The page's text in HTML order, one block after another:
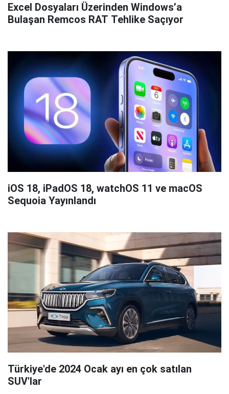
Excel Dosyaları Üzerinden Windows’a
Bulaşan Remcos RAT Tehlike Saçıyor
iOS 18, iPadOS 18, watchOS 11 ve macOS
Sequoia Yayınlandı
Türkiye'de 2024 Ocak ayı en çok satılan
SUV'lar